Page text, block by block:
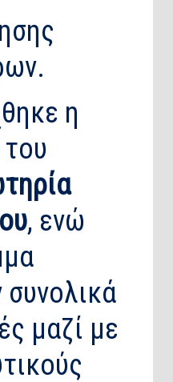
η
, ενώ
συνολικά
μαζί με